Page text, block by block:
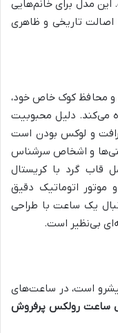
این مدل برای خانم‌هایی
اصالت تاریخی و ظاهری
و محافظ کوک خاص خود،
می‌کند. دلیل محبوبیت
و لوکس بودن است
و اشخاص سرشناس
قاب گرد با کریستال
اتوماتیک دقیق
یک ساعت با طراحی
بی‌نظیر است.
است، در ساعت‌های
ساعت رولکس پرفروش